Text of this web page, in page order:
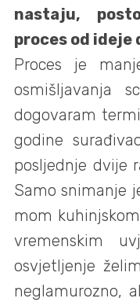
nastaju,
proces od ideje
Proces je
osmišljavanja
dogovaram
godine
posljednje dvije
Samo snimanje
mom
vremenskim
osvjetljenje
neglamurozno,